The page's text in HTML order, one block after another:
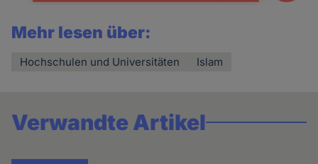
Mehr lesen über:
Hochschulen und Universitäten Islam
Verwandte Artikel